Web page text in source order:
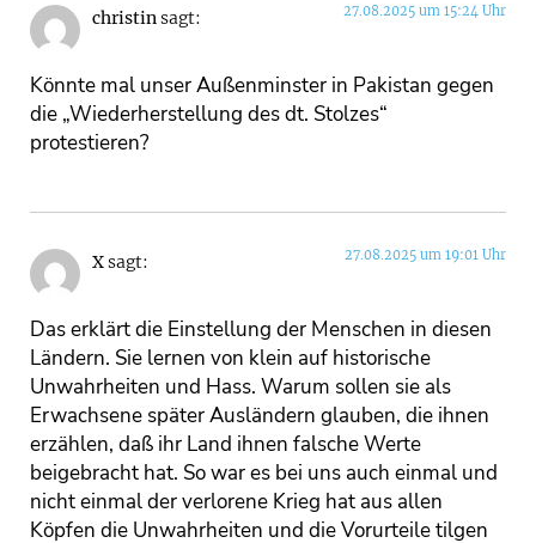
christinsagt: 27.08.2025 um 15:24 Uhr
Könnte mal unser Außenminster in Pakistan gegen
die „Wiederherstellung des dt. Stolzes“
protestieren?
Xsagt: 27.08.2025 um 19:01 Uhr
Das erklärt die Einstellung der Menschen in diesen
Ländern. Sie lernen von klein auf historische
Unwahrheiten und Hass. Warum sollen sie als
Erwachsene später Ausländern glauben, die ihnen
erzählen, daß ihr Land ihnen falsche Werte
beigebracht hat. So war es bei uns auch einmal und
nicht einmal der verlorene Krieg hat aus allen
Köpfen die Unwahrheiten und die Vorurteile tilgen